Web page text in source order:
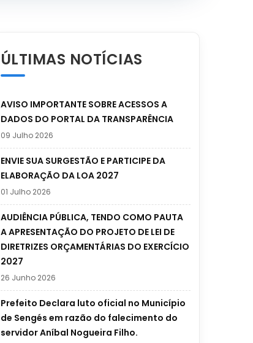
ÚLTIMAS NOTÍCIAS
AVISO IMPORTANTE SOBRE ACESSOS A
DADOS DO PORTAL DA TRANSPARÊNCIA
09 Julho 2026
ENVIE SUA SURGESTÃO E PARTICIPE DA
ELABORAÇÃO DA LOA 2027
01 Julho 2026
AUDIÊNCIA PÚBLICA, TENDO COMO PAUTA
A APRESENTAÇÃO DO PROJETO DE LEI DE
DIRETRIZES ORÇAMENTÁRIAS DO EXERCÍCIO
2027
26 Junho 2026
Prefeito Declara luto oficial no Município
de Sengés em razão do falecimento do
servidor Aníbal Nogueira Filho.